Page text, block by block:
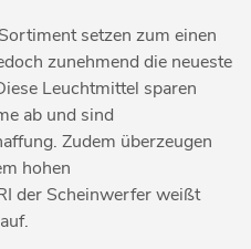
setzen zum einen
zunehmend die neueste
Leuchtmittel sparen
ab und sind
Zudem überzeugen
hohen
der Scheinwerfer weißt